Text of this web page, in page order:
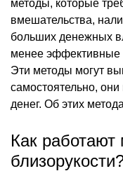
методы, которые
вмешательства,
больших денежных
менее эффективные
Эти методы могут
самостоятельно,
денег. Об этих
Как